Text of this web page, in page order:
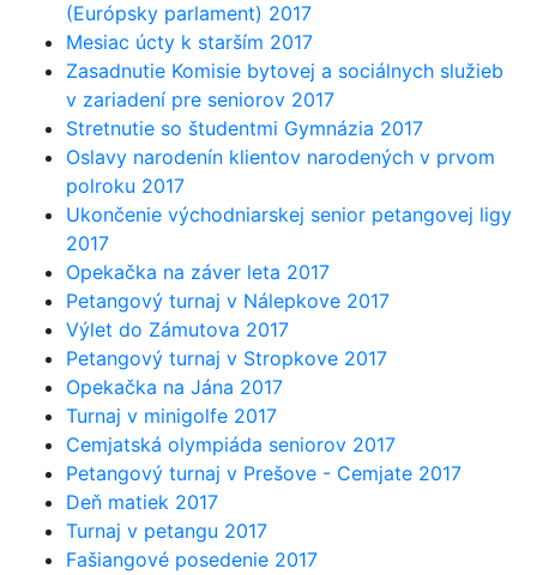
(Európsky parlament) 2017
Mesiac úcty k starším 2017
Zasadnutie Komisie bytovej a sociálnych služieb
v zariadení pre seniorov 2017
Stretnutie so študentmi Gymnázia 2017
Oslavy narodenín klientov narodených v prvom
polroku 2017
Ukončenie východniarskej senior petangovej ligy
2017
Opekačka na záver leta 2017
Petangový turnaj v Nálepkove 2017
Výlet do Zámutova 2017
Petangový turnaj v Stropkove 2017
Opekačka na Jána 2017
Turnaj v minigolfe 2017
Cemjatská olympiáda seniorov 2017
Petangový turnaj v Prešove - Cemjate 2017
Deň matiek 2017
Turnaj v petangu 2017
Fašiangové posedenie 2017